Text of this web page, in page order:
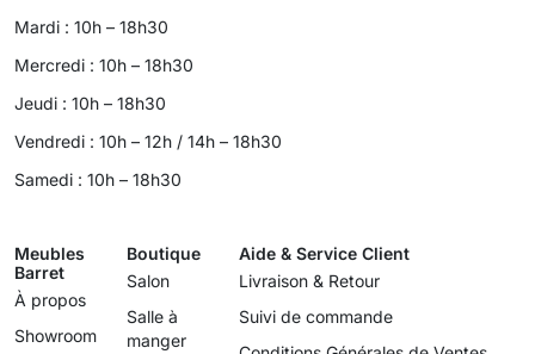
Mardi : 10h – 18h30
Mercredi : 10h – 18h30
Jeudi : 10h – 18h30
Vendredi : 10h – 12h / 14h – 18h30
Samedi : 10h – 18h30
Meubles
Barret
À propos
Showroom
Boutique
Salon
Salle à
manger
Aide & Service Client
Livraison & Retour
Suivi de commande